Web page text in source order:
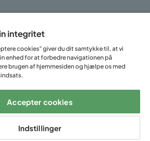
i flere forskellige lande
os på:
integritet
cookies" giver du dit samtykke til, at vi
enhed for at forbedre navigationen på
brugen af hjemmesiden og hjælpe os med
Accepter cookies
Indstillinger